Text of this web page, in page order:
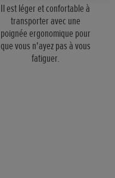
Il est léger et confortable à
transporter avec une
poignée ergonomique pour
que vous n'ayez pas à vous
fatiguer.